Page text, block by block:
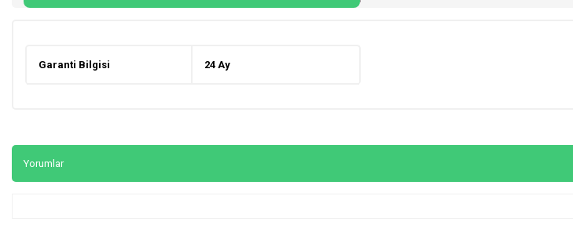
Garanti Bilgisi 24 Ay
Yorumlar